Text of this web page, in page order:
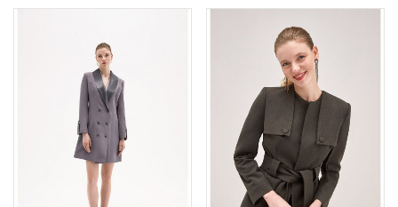
ürünün
fazla
varyasyonu
var.
Seçenekler
ürün
sayfasından
seçilebilir
ürünün
birden
fazla
varyasyonu
var.
Seçenekler
ürün
sayfasından
seçilebilir